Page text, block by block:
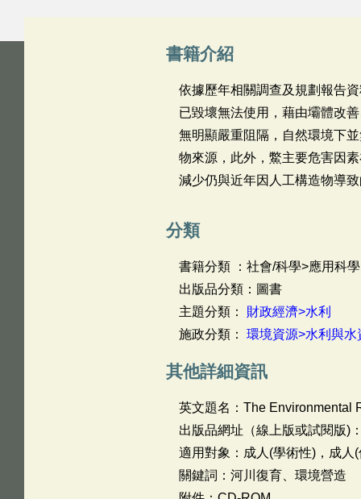
書籍介紹
依據歷年相關調查及規劃報告
已毀壞無法使用，藉由壩體改
無明顯嚴重阻隔，自然環境下
物來源，此外，鱉主要危害因
減少仍與近年因人工構造物導
分類
書籍分類 ：社會/科學>應用科學
出版品分類：圖書
主題分類： 財政經濟>水利
施政分類： 環境資源>水利與水
其他詳細資訊
英文題名： The Environmental
出版品網址（線上版或試閱版)
適用對象：成人(學術性)，成人
關鍵詞：河川復育、環境營造